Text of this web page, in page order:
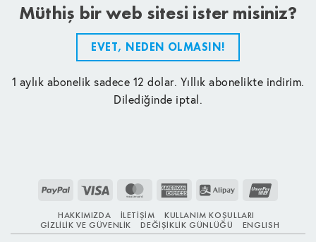
Müthiş bir web sitesi ister misiniz?
EVET, NEDEN OLMASIN!
1 aylık abonelik sadece 12 dolar. Yıllık abonelikte indirim.
Dilediğinde iptal.
PayPal Visa MasterCardAmerican
Alipay
HAKKIMIZDA İLETIŞIM
KULLANIM KOŞULLARI
GIZLILIK VE GÜVENLIK
DEĞIŞIKLIK GÜNLÜĞÜ ENGLISH